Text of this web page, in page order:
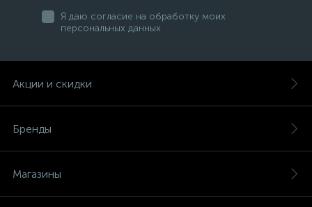
Я даю согласие на обработку моих
персональных данных
Акции и скидки
Бренды
Магазины